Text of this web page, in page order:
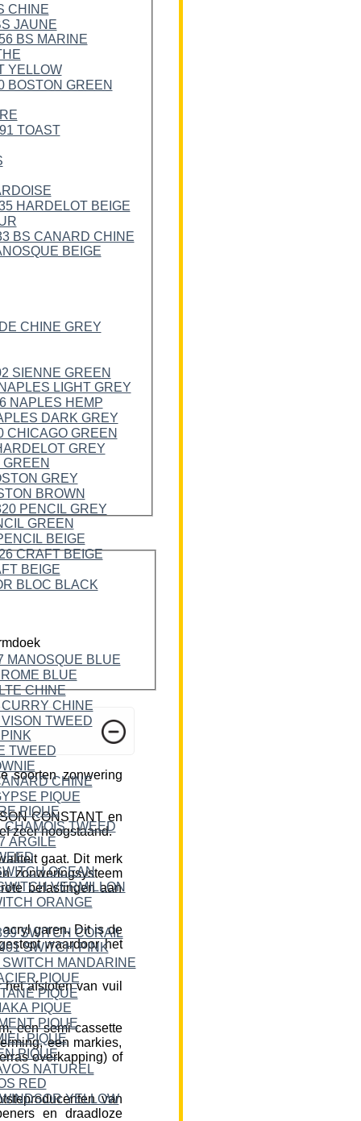
soorten zonwering
CONSTANT en
zeer hoogstaand.
gaat. Dit merk
zonweringsysteem
belastingen aan
garen. Dit is de
waardoor het
afstoten van vuil
een semi-cassette
een markies,
overkapping) of
van
en draadloze